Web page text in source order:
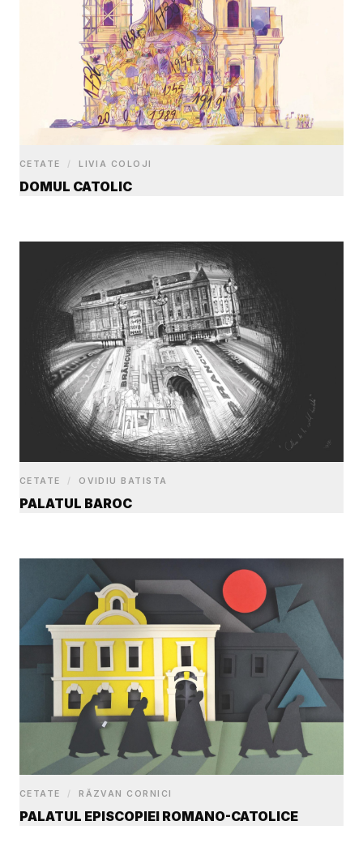
CETATE / LIVIA COLOJI
DOMUL CATOLIC
CETATE / OVIDIU BATISTA
PALATUL BAROC
CETATE / RĂZVAN CORNICI
PALATUL EPISCOPIEI ROMANO-CATOLICE